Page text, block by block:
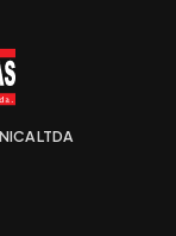
LTDA